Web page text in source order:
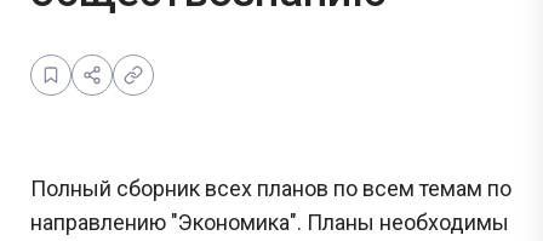
Полный сборник всех планов по всем темам по
направлению "Экономика". Планы необходимы